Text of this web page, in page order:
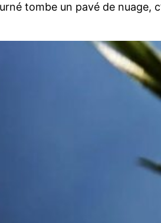
tombe un pavé de nuage,